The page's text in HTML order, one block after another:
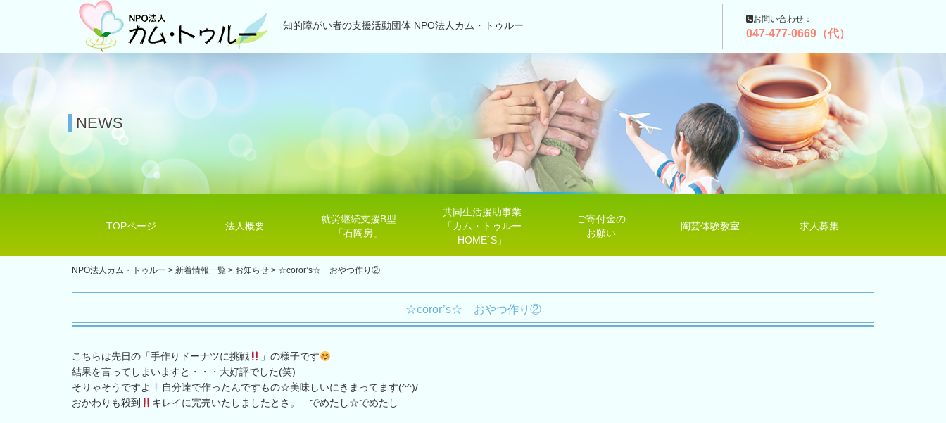
知的障がい者の支援活動団体 NPO法人カム・トゥルー
お問い合わせ：
047-477-0669（代）
NEWS
TOPページ 法人概要
就労継続支援B型
「石陶房」
共同生活援助事業
「カム・トゥルー
HOME´S」
ご寄付金の
お願い
陶芸体験教室 求人募集
NPO法人カム・トゥルー > 新着情報一覧 > お知らせ > ☆coror’s☆ おやつ作り②
☆coror’s☆ おやつ作り②
こちらは先日の「手作りドーナツに挑戦
」の様子です
結果を言ってしまいますと・・・大好評でした(笑)
そりゃそうですよ
自分達で作ったんですもの☆美味しいにきまってます(^^)/
おかわりも殺到
キレイに完売いたしましたとさ。 でめたし☆でめたし